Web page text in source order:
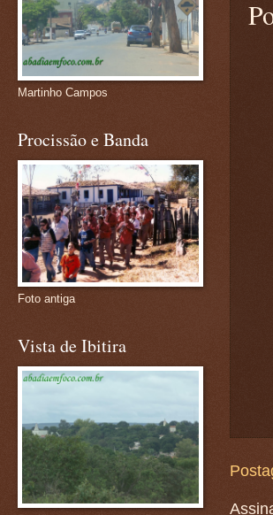
Martinho Campos
Procissão e Banda
Foto antiga
Vista de Ibitira